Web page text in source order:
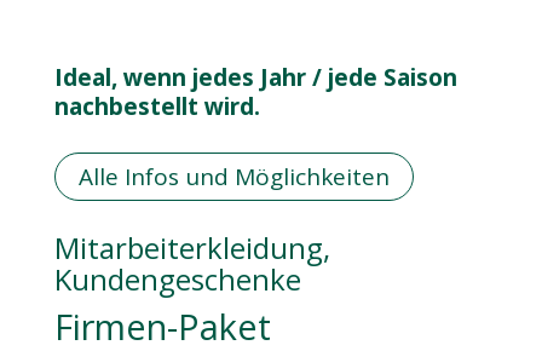
Ideal, wenn jedes Jahr / jede Saison
nachbestellt wird.
Alle Infos und Möglichkeiten
Mitarbeiterkleidung,
Kundengeschenke
Firmen-Paket